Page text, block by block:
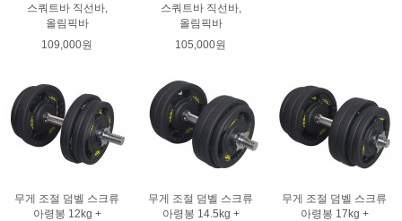
스쿼트바 직선바,
올림픽바
109,000원
스쿼트바 직선바,
올림픽바
105,000원
무게 조절 덤벨 스크류
아령봉 12kg +
무게 조절 덤벨 스크류
아령봉 14.5kg +
무게 조절 덤벨 스크류
아령봉 17kg +